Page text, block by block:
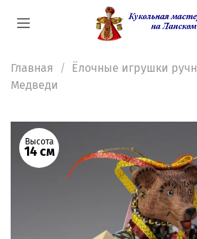
Главная Ёлочные игрушки
Медведи
Высота
14 см